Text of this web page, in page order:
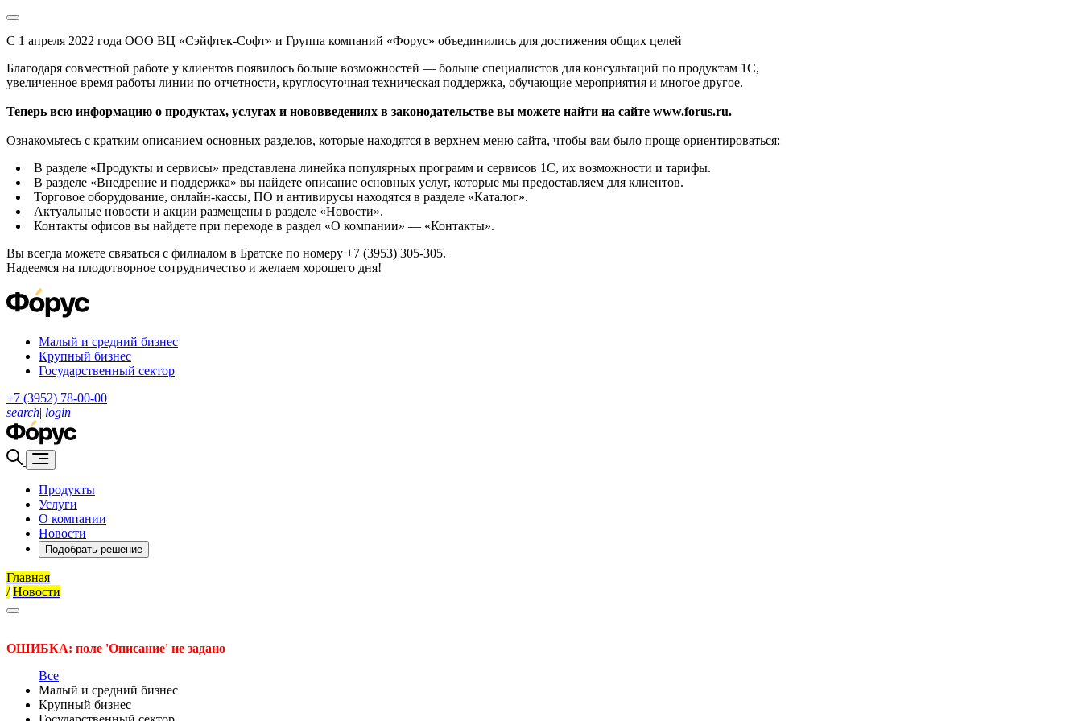
С 1 апреля 2022 года ООО ВЦ «Сэйфтек-Софт» и Группа компаний «Форус» объединились для достижения общих целей
Благодаря совместной работе у клиентов появилось больше возможностей — больше специалистов для консультаций по продуктам 1С,
увеличенное время работы линии по отчетности, круглосуточная техническая поддержка, обучающие мероприятия и многое другое.
Теперь всю информацию о продуктах, услугах и нововведениях в законодательстве вы можете найти на сайте www.forus.ru.
Ознакомьтесь с кратким описанием основных разделов, которые находятся в верхнем меню сайта, чтобы вам было проще ориентироваться:
В разделе «Продукты и сервисы» представлена линейка популярных программ и сервисов 1С, их возможности и тарифы.
В разделе «Внедрение и поддержка» вы найдете описание основных услуг, которые мы предоставляем для клиентов.
Торговое оборудование, онлайн-кассы, ПО и антивирусы находятся в разделе «Каталог».
Актуальные новости и акции размещены в разделе «Новости».
Контакты офисов вы найдете при переходе в раздел «О компании» — «Контакты».
Вы всегда можете связаться с филиалом в Братске по номеру +7 (3953) 305-305.
Надеемся на плодотворное сотрудничество и желаем хорошего дня!
Малый и средний бизнес
Крупный бизнес
Государственный сектор
+7 (3952) 78-00-00
search| login
Продукты
Услуги
О компании
Новости
Подобрать решение
Главная
/ Новости
ОШИБКА: поле 'Описание' не задано
Все
Малый и средний бизнес
Крупный бизнес